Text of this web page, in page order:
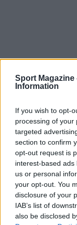
Sport Magazine
Information
If you wish to opt-
processing of your
targeted
section to confirm
opt-out request is
interest-based
us or personal
your opt-out. You
disclosure of your
IAB’s list of
also be disclosed
rimane un
tra guida,
spesso l’esito
contatto con
possono
la traiettoria
AUTORE